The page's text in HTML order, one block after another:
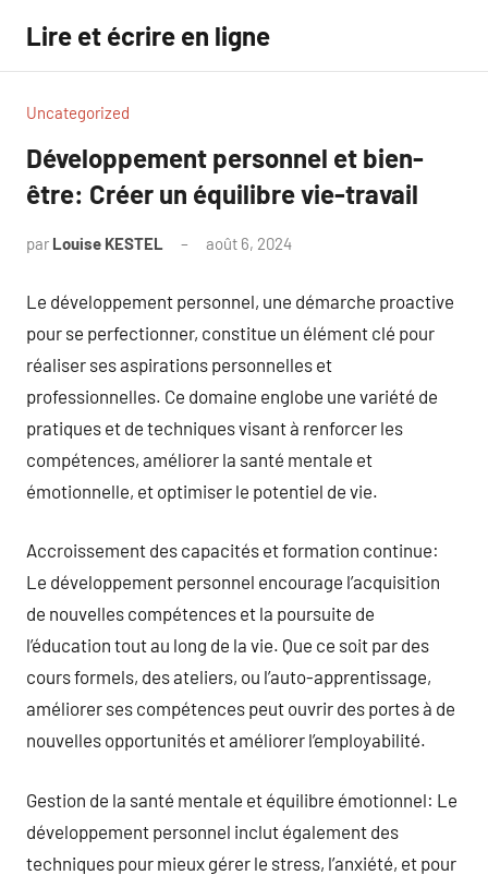
contenu
Lire et écrire en ligne
Uncategorized
Développement personnel et bien-
être: Créer un équilibre vie-travail
par Louise KESTEL août 6, 2024
Le développement personnel, une démarche proactive
pour se perfectionner, constitue un élément clé pour
réaliser ses aspirations personnelles et
professionnelles. Ce domaine englobe une variété de
pratiques et de techniques visant à renforcer les
compétences, améliorer la santé mentale et
émotionnelle, et optimiser le potentiel de vie.
Accroissement des capacités et formation continue:
Le développement personnel encourage l’acquisition
de nouvelles compétences et la poursuite de
l’éducation tout au long de la vie. Que ce soit par des
cours formels, des ateliers, ou l’auto-apprentissage,
améliorer ses compétences peut ouvrir des portes à de
nouvelles opportunités et améliorer l’employabilité.
Gestion de la santé mentale et équilibre émotionnel: Le
développement personnel inclut également des
techniques pour mieux gérer le stress, l’anxiété, et pour